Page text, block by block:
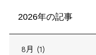
2026年の記事
8月 (1)